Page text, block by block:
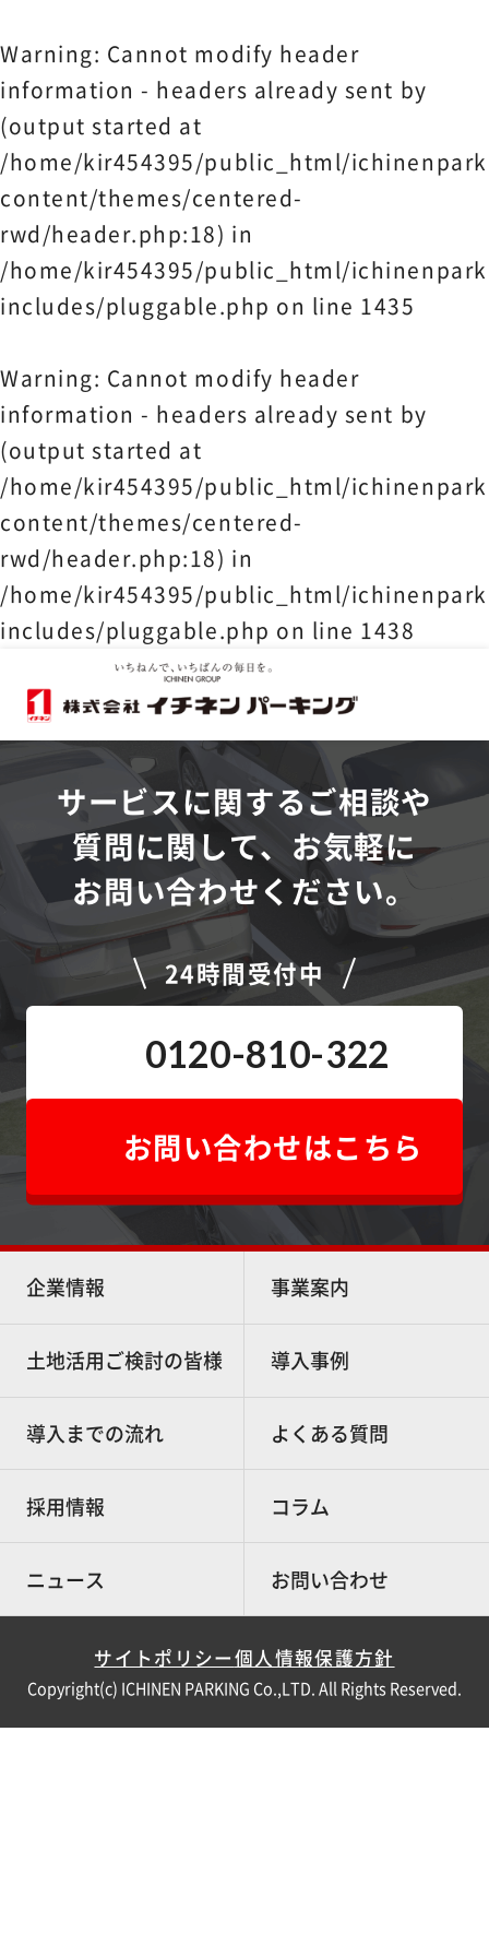
Warning: Cannot modify header
information - headers already sent by
(output started at
/home/kir454395/public_html/
content/themes/centered-
rwd/header.php:18) in
/home/kir454395/public_html/
includes/pluggable.php on line 1435
Warning: Cannot modify header
information - headers already sent by
(output started at
/home/kir454395/public_html/
content/themes/centered-
rwd/header.php:18) in
/home/kir454395/public_html/
includes/pluggable.php on line 1438
サービスに関するご相談や
質問に関して、お気軽に
お問い合わせください。
24時間受付中
0120-810-322
お問い合わせはこちら
企業情報 事業案内
土地活用ご検討の皆様 導入事例
導入までの流れ よくある質問
採用情報 コラム
ニュース お問い合わせ
サイトポリシー個人情報保護方針
Copyright(c) ICHINEN PARKING Co.,LTD. All Rights Reserved.